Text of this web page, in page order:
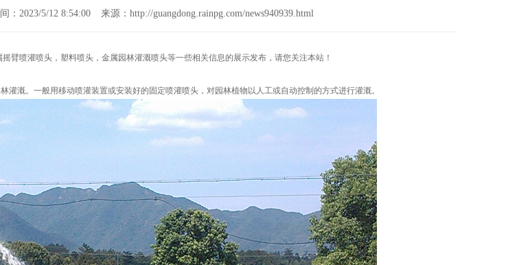
：2023/5/12 8:54:00 来源：http://guangdong.rainpg.com/news940939.html
摇臂喷灌喷头 ，塑料喷头，金属园林灌溉喷头等一些相关信息的展示发布，请您关注本站！
灌溉。一般用移动喷灌装置或安装好的固定喷灌喷头，对园林植物以人工或自动控制的方式进行灌溉。